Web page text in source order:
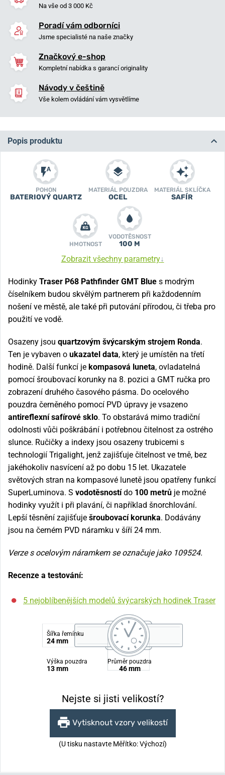
Na vše od 3 000 Kč
Poradí vám odborníci
Jsme specialisté na naše značky
Značkový e-shop
Kompletní nabídka s garancí originality
Návody v češtině
Vše kolem ovládání vám vysvětlíme
Popis produktu
POHON
BATERIOVÝ QUARTZ
MATERIÁL POUZDRA
OCEL
MATERIÁL SKLÍČKA
SAFÍR
HMOTNOST
VODOTĚSNOST
100 M
Zobrazit všechny parametry↓
Hodinky Traser P68 Pathfinder GMT Blue s modrým
číselníkem budou skvělým partnerem při každodenním
nošení ve městě, ale také při putování přírodou, či třeba pro
použití ve vodě.
Osazeny jsou quartzovým švýcarským strojem Ronda.
Ten je vybaven o ukazatel data, který je umístěn na třetí
hodině. Další funkcí je kompasová luneta, ovladatelná
pomocí šroubovací korunky na 8. pozici a GMT ručka pro
zobrazení druhého časového pásma. Do ocelového
pouzdra černěného pomocí PVD úpravy je vsazeno
antireflexní safírové sklo. To obstarává mimo tradiční
odolnosti vůči poškrábání i potřebnou čitelnost za ostrého
slunce. Ručičky a indexy jsou osazeny trubicemi s
technologií Trigalight, jenž zajišťuje čitelnost ve tmě, bez
jakéhokoliv nasvícení až po dobu 15 let. Ukazatele
světových stran na kompasové lunetě jsou opatřeny funkcí
SuperLuminova. S vodotěsnostído 100 metrů je možné
hodinky využít i při plavání, či například šnorchlování.
Lepší těsnění zajišťuje šroubovací korunka. Dodávány
jsou na černém PVD náramku v šíří 24 mm.
Verze s ocelovým náramkem se označuje jako 109524.
Recenze a testování:
5 nejoblíbenějších modelů švýcarských hodinek Traser
Šířka řemínku
24 mm
Výška pouzdra
13 mm
Průměr pouzdra
46 mm
Nejste si jisti velikostí?
Vytisknout vzory velikostí
(U tisku nastavte Měřítko: Výchozí)